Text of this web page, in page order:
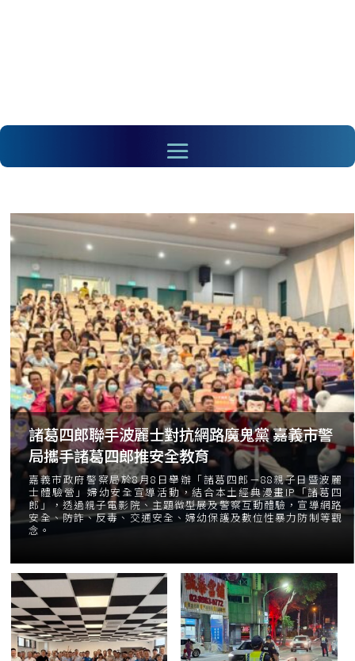
諸葛四郎聯手波麗士對抗網路魔鬼黨 嘉義市警
局攜手諸葛四郎推安全教育
嘉義市政府警察局於8月8日舉辦「諸葛四郎－88親子日暨波麗
士體驗營」婦幼安全宣導活動，結合本土經典漫畫IP「諸葛四
郎」，透過親子電影院、主題微型展及警察互動體驗，宣導網路
安全、防詐、反毒、交通安全、婦幼保護及數位性暴力防制等觀
念。